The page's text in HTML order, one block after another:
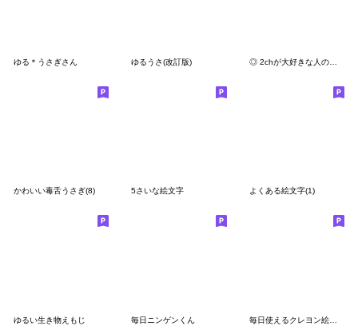
ゆる＊うさぎさん ゆるうさ(改訂版) ◎ 2chが大好きな人の絵文字 ◎
かわいい毒舌うさぎ(8) 5さいな絵文字 よくある絵文字(1)
ゆるい生き物えもじ 毎日ニンゲンくん 毎日使えるクレヨン絵文字(1)